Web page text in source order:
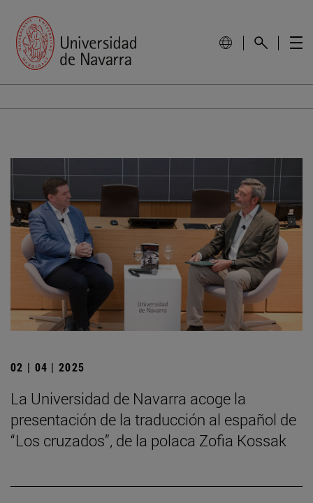
02 | 04 | 2025
La Universidad de Navarra acoge la
presentación de la traducción al español de
“Los cruzados”, de la polaca Zofia Kossak